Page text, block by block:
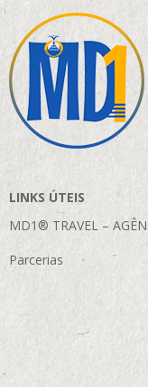
LINKS ÚTEIS
MD1® TRAVEL –
Parcerias